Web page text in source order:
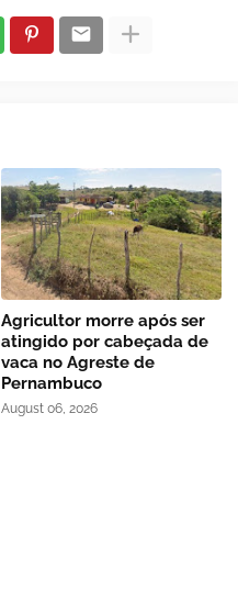
Agricultor morre após ser
atingido por cabeçada de
vaca no Agreste de
Pernambuco
August 06, 2026